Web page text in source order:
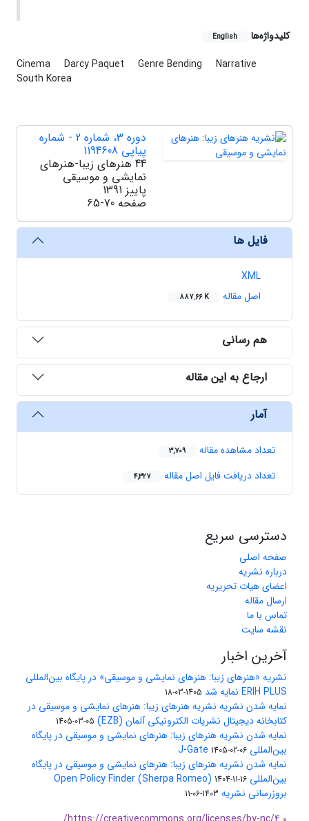
کلیدواژه‌ها English
Cinema Darcy Paquet Genre Bending
Narrative
South Korea
دوره 3، شماره 2 - شماره
پیاپی 1194608
44 هنرهای زیبا-هنرهای
نمایشی و موسیقی
پاییز 1391
صفحه 65-70
فایل ها
XML
اصل مقاله
887.66 K
هم رسانی
ارجاع به این مقاله
آمار
تعداد مشاهده مقاله 3,709
تعداد دریافت فایل اصل مقاله 4,327
دسترسی سریع
صفحه اصلی
درباره نشریه
اعضای هیات تحریریه
ارسال مقاله
تماس با ما
نقشه سایت
آخرین اخبار
نشریه «هنرهای زیبا: هنرهای نمایشی و موسیقی» در پایگاه بین‌المللی
ERIH PLUS نمایه شد
1405-03-18
نمایه شدن نشریه نشریه هنرهای زیبا: هنرهای نمایشی و موسیقی در
کتابخانه دیجیتال نشریات الکترونیکی آلمان (EZB)
1405-03-05
نمایه شدن نشریه هنرهای زیبا: هنرهای نمایشی و موسیقی در پایگاه
بین‌المللی J-Gate 1405-02-06
نمایه شدن نشریه هنرهای زیبا: هنرهای نمایشی و موسیقی در پایگاه
بین‌المللی Open Policy Finder (Sherpa Romeo) 1404-11-16
بروزرسانی نشریه 1403-06-11